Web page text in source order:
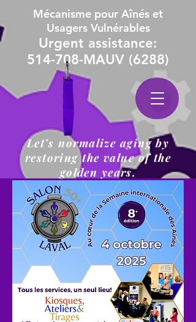
Mécanisme pour Aînés et
Usagers Vulnérables
Urgent assistance:
514-708-MAUV (6288)
Let’s normalize aging by
restoring the value of the
golden years.